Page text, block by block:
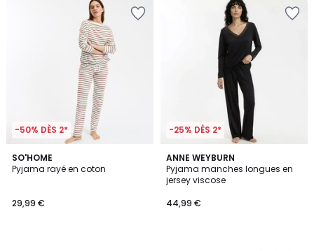
-50% DÈS 2*
SO'HOME
Pyjama rayé en coton
29,99 €
4,8
/ 5
-25% DÈS 2*
ANNE WEYBURN
Pyjama manches longues en
jersey viscose
44,99 €
4,6
/ 5
2
Couleurs